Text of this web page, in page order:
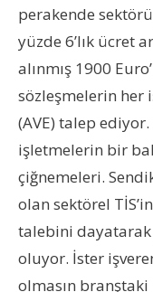
perakende
yüzde 6’lık ücret
alınmış 1900
sözleşmelerin her
(AVE) talep
işletmelerin bir
çiğnemeleri.
olan sektörel
talebini
oluyor. İster
olmasın branştaki